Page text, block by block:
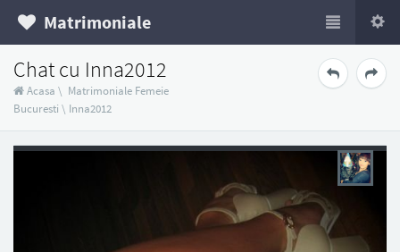
Matrimoniale
Chat cu Inna2012
Acasa \ Matrimoniale Femeie
Bucuresti \ Inna2012